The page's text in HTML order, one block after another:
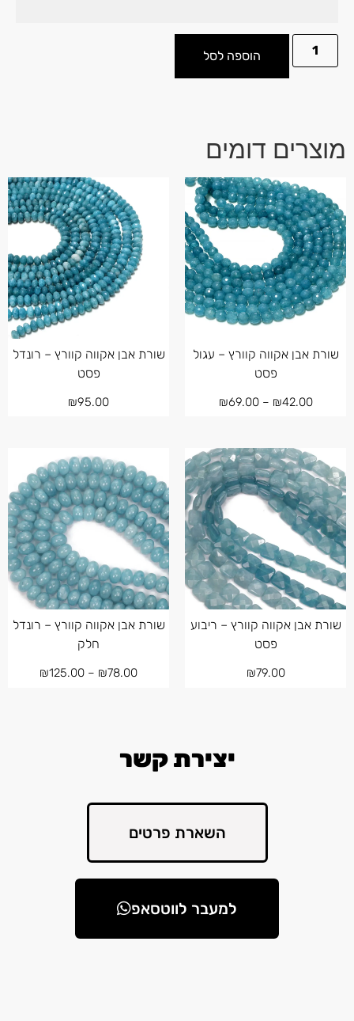
הוספה לסל
מוצרים דומים
שורת אבן אקווה קוורץ – עגול
פסט
₪42.00
–
₪69.00
שורת אבן אקווה קוורץ – רונדל
פסט
₪95.00
שורת אבן אקווה קוורץ – ריבוע
פסט
₪79.00
שורת אבן אקווה קוורץ – רונדל
חלק
₪78.00
–
₪125.00
יצירת קשר
השארת פרטים
למעבר לווטסאפ